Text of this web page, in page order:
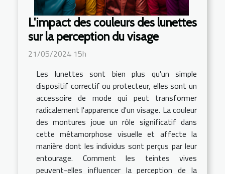
L'impact des couleurs des lunettes
sur la perception du visage
21/05/2024 15h
Les lunettes sont bien plus qu'un simple
dispositif correctif ou protecteur, elles sont un
accessoire de mode qui peut transformer
radicalement l'apparence d'un visage. La couleur
des montures joue un rôle significatif dans
cette métamorphose visuelle et affecte la
manière dont les individus sont perçus par leur
entourage. Comment les teintes vives
peuvent-elles influencer la perception de la